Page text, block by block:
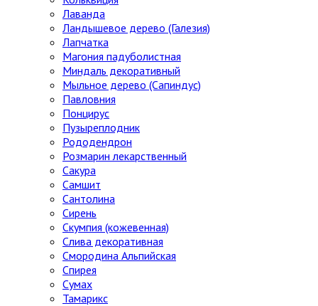
Лаванда
Ландышевое дерево (Галезия)
Лапчатка
Магония падуболистная
Миндаль декоративный
Мыльное дерево (Сапиндус)
Павловния
Понцирус
Пузыреплодник
Рододендрон
Розмарин лекарственный
Сакура
Самшит
Сантолина
Сирень
Скумпия (кожевенная)
Слива декоративная
Смородина Альпийская
Спирея
Сумах
Тамарикс